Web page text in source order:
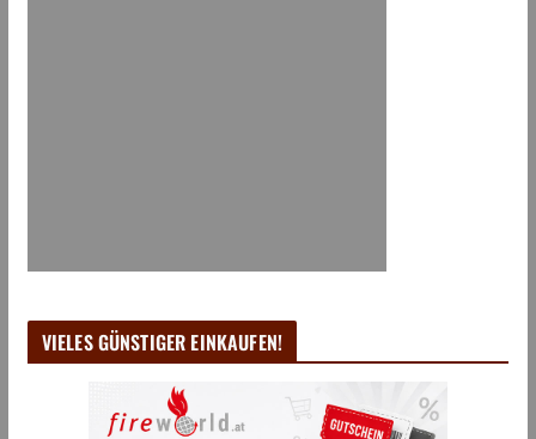
VIELES GÜNSTIGER EINKAUFEN!